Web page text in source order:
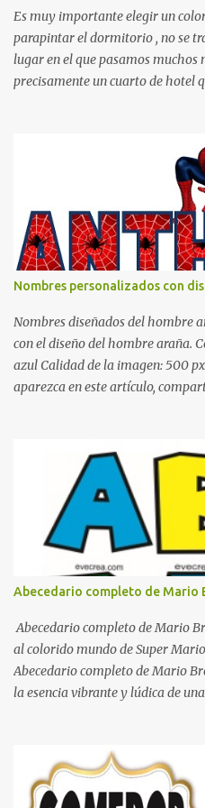
Es muy importante elegir un
parapintar el dormitorio , no se
lugar en el que pasamos muchos
precisamente un cuarto de hotel
cómodo y también para nuestra
sugerencias que pueden brindar
para tu dormitorio. El color
recibir esa luz y felicidad que
blanco es ideal para lograr el
todo y además es color bastante
de calidez. Los colores terra son
dormitorio nos brinda esa
color gris es un color muy
de colo...
Nombres personalizados con
Nombres diseñados del hombre
con el diseño del hombre araña.
azul Calidad de la imagen: 500
aparezca en este artículo,
decorar el dormitorio con
boxeo Ideas para decoraciones
que se pueden hacer con gomas
Abecedario completo de Mario
Abecedario completo de Mario
al colorido mundo de Super
Abecedario completo de Mario
la esencia vibrante y lúdica de
tipografía clásica y robusta que
décadas. En esta primera
Identidad Visual: Un diseño de